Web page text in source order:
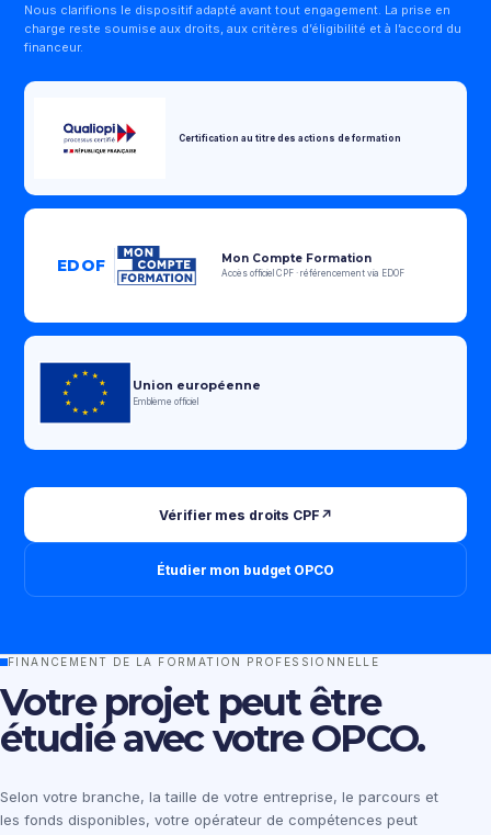
Nous clarifions le dispositif adapté avant tout engagement. La prise en
charge reste soumise aux droits, aux critères d’éligibilité et à l’accord du
financeur.
Certification au titre des actions de formation
EDOF Mon Compte Formation
Accès officiel CPF · référencement via EDOF
Union européenne
Emblème officiel
Vérifier mes droits CPF ↗
Étudier mon budget OPCO
FINANCEMENT DE LA FORMATION PROFESSIONNELLE
Votre projet peut être
étudié avec votre OPCO.
Selon votre branche, la taille de votre entreprise, le parcours et
les fonds disponibles, votre opérateur de compétences peut